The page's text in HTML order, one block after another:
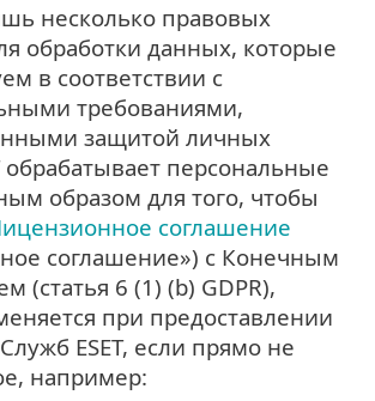
несколько правовых
обработки данных, которые
в соответствии с
требованиями,
защитой личных
обрабатывает персональные
образом для того, чтобы
соглашение
соглашение») с Конечным
(статья 6 (1) (b) GDPR),
при предоставлении
ESET, если прямо не
например: